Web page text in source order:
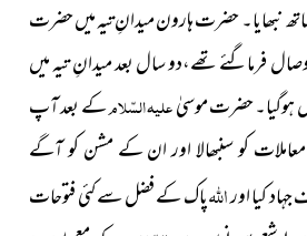
حضرت ہارون میدانِ تیہ میں حضرت
فرماگئے تھے،دو سال بعد میدانِ تیہ میں
ہوگیا۔ حضرت موسیٰعلیہ السّلامکے بعد آپ
کو سنبھالا اور ان کے مشن کو آگے
کیا اوراللہپاک کے فضل سے کئی فتوحات